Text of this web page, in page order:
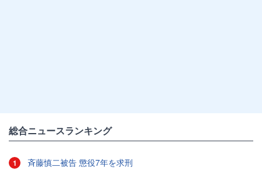
総合ニュースランキング
1 斉藤慎二被告 懲役7年を求刑